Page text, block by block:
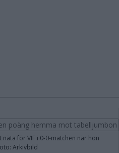
för VIF i 0-0-matchen när hon
Arkivbild